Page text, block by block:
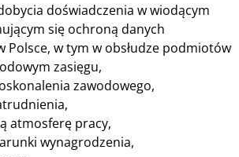
doświadczenia w wiodącym
się ochroną danych
Polsce, w tym w obsłudze podmiotów
zasięgu,
zawodowego,
atmosferę pracy,
wynagrodzenia,